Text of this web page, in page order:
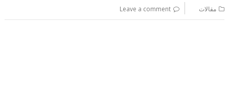
مقالات Leave a comment